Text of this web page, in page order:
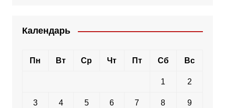
Календарь
Пн Вт Ср Чт Пт Сб Вс
1 2
3 4 5 6 7 8 9